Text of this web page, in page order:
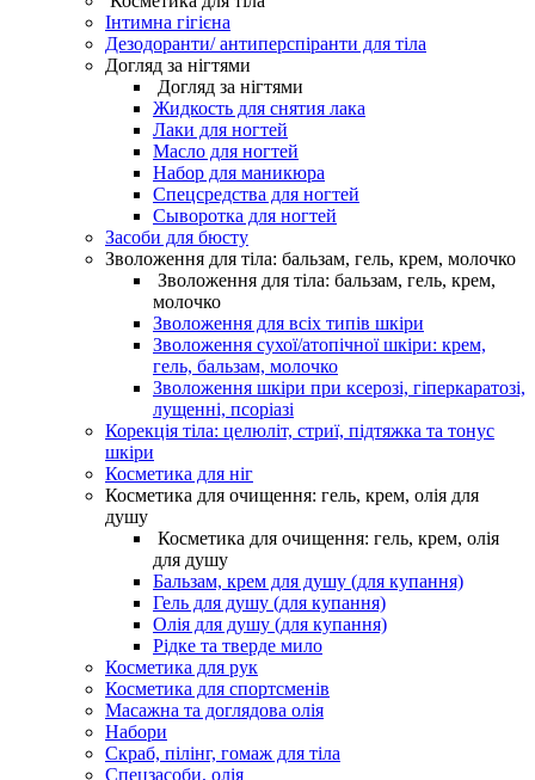
Інтимна гігієна
Дезодоранти/ антиперспіранти для тіла
Догляд за нігтями
Догляд за нігтями
Жидкость для снятия лака
Лаки для ногтей
Масло для ногтей
Набор для маникюра
Спецсредства для ногтей
Сыворотка для ногтей
Засоби для бюсту
Зволоження для тіла: бальзам, гель, крем, молочко
Зволоження для тіла: бальзам, гель, крем,
молочко
Зволоження для всіх типів шкіри
Зволоження сухої/атопічної шкіри: крем,
гель, бальзам, молочко
Зволоження шкіри при ксерозі, гіперкаратозі,
лущенні, псоріазі
Корекція тіла: целюліт, стриї, підтяжка та тонус
шкіри
Косметика для ніг
Косметика для очищення: гель, крем, олія для
душу
Косметика для очищення: гель, крем, олія
для душу
Бальзам, крем для душу (для купання)
Гель для душу (для купання)
Олія для душу (для купання)
Рідке та тверде мило
Косметика для рук
Косметика для спортсменів
Масажна та доглядова олія
Набори
Скраб, пілінг, гомаж для тіла
Спецзасоби, олія